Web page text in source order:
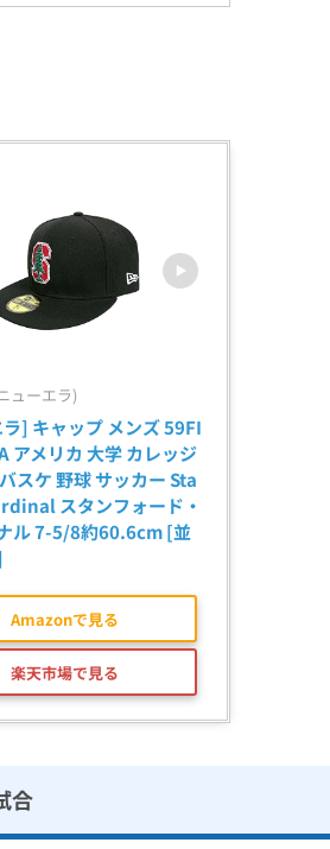
ューエラ)
] キャップ メンズ 59FI
アメリカ 大学 カレッジ
スケ 野球 サッカー Sta
スタンフォード・
ル 7-5/8約60.6cm [並
Amazonで見る
楽天市場で見る
合